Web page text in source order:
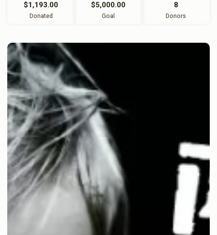
$1,193.00
Donated
$5,000.00
Goal
8
Donors